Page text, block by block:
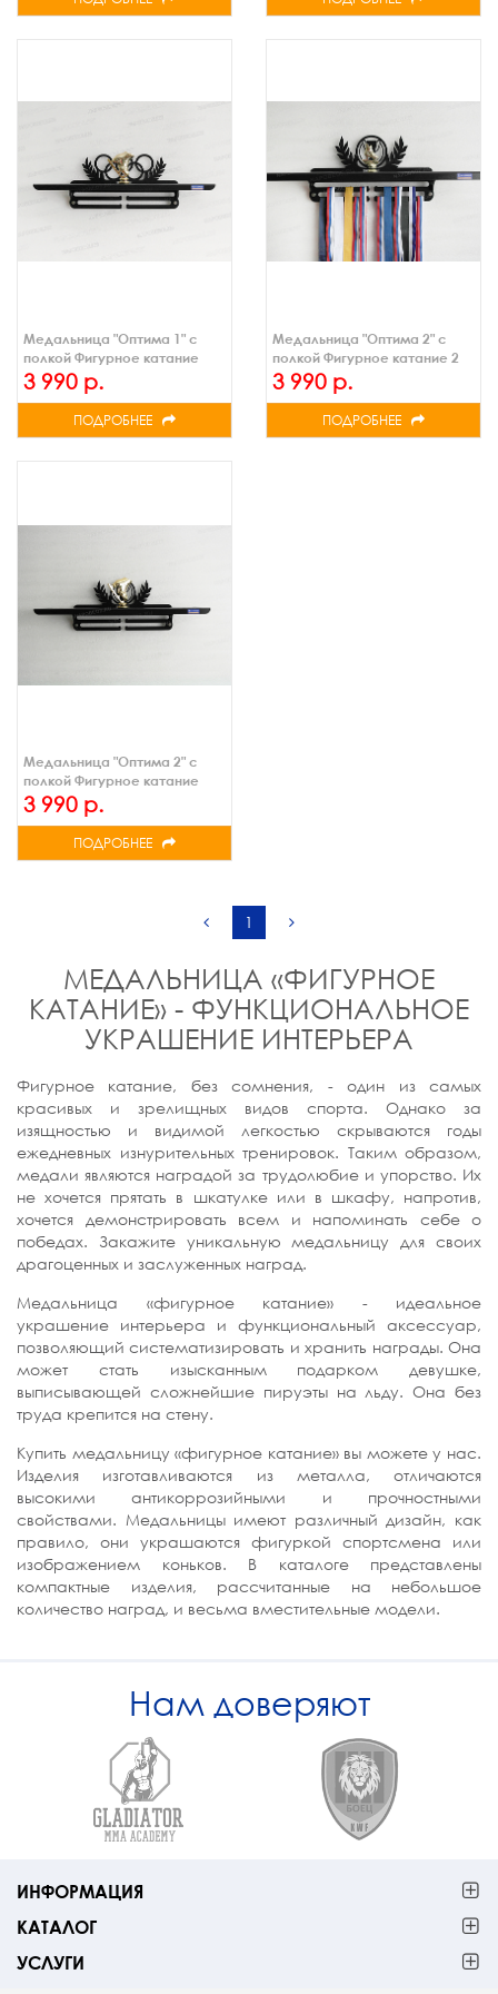
Медальница "Оптима 1" с
полкой Фигурное катание
(черн.)
3 990 р.
ПОДРОБНЕЕ
Медальница "Оптима 2" с
полкой Фигурное катание 2
(черн.)
3 990 р.
ПОДРОБНЕЕ
Медальница "Оптима 2" с
полкой Фигурное катание
(черн.)
3 990 р.
ПОДРОБНЕЕ
1
МЕДАЛЬНИЦА «ФИГУРНОЕ
КАТАНИЕ» - ФУНКЦИОНАЛЬНОЕ
УКРАШЕНИЕ ИНТЕРЬЕРА
Фигурное катание, без сомнения, - один из самых
красивых и зрелищных видов спорта. Однако за
изящностью и видимой легкостью скрываются годы
ежедневных изнурительных тренировок. Таким образом,
медали являются наградой за трудолюбие и упорство. Их
не хочется прятать в шкатулке или в шкафу, напротив,
хочется демонстрировать всем и напоминать себе о
победах. Закажите уникальную медальницу для своих
драгоценных и заслуженных наград.
Медальница «фигурное катание» - идеальное
украшение интерьера и функциональный аксессуар,
позволяющий систематизировать и хранить награды. Она
может стать изысканным подарком девушке,
выписывающей сложнейшие пируэты на льду. Она без
труда крепится на стену.
Купить медальницу «фигурное катание» вы можете у нас.
Изделия изготавливаются из металла, отличаются
высокими антикоррозийными и прочностными
свойствами. Медальницы имеют различный дизайн, как
правило, они украшаются фигуркой спортсмена или
изображением коньков. В каталоге представлены
компактные изделия, рассчитанные на небольшое
количество наград, и весьма вместительные модели.
Нам доверяют
ИНФОРМАЦИЯ
КАТАЛОГ
УСЛУГИ